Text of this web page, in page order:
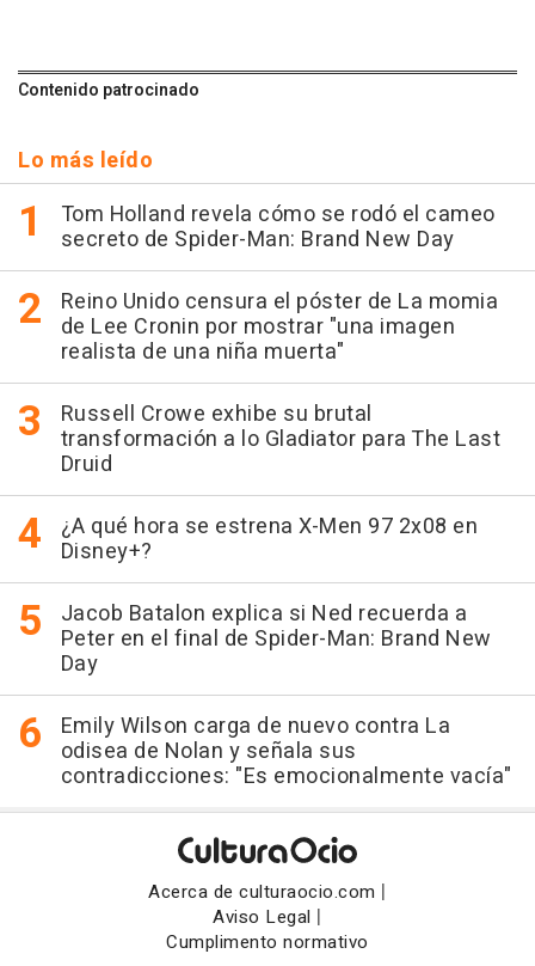
Contenido patrocinado
Lo más leído
Tom Holland revela cómo se rodó el cameo
secreto de Spider-Man: Brand New Day
Reino Unido censura el póster de La momia
de Lee Cronin por mostrar "una imagen
realista de una niña muerta"
Russell Crowe exhibe su brutal
transformación a lo Gladiator para The Last
Druid
¿A qué hora se estrena X-Men 97 2x08 en
Disney+?
Jacob Batalon explica si Ned recuerda a
Peter en el final de Spider-Man: Brand New
Day
Emily Wilson carga de nuevo contra La
odisea de Nolan y señala sus
contradicciones: "Es emocionalmente vacía"
Acerca de culturaocio.com |
Aviso Legal |
Cumplimento normativo